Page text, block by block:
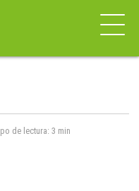
de lectura: 3 min